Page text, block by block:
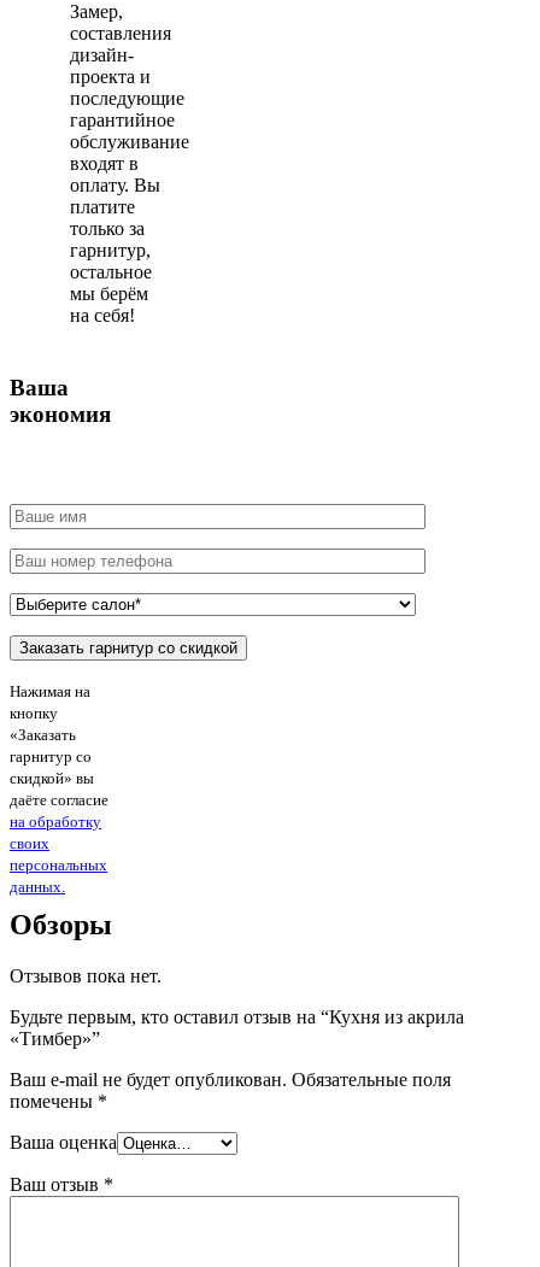
Замер,
составления
дизайн-
проекта и
последующие
гарантийное
обслуживание
входят в
оплату. Вы
платите
только за
гарнитур,
остальное
мы берём
на себя!
Ваша
экономия
Нажимая на
кнопку
«Заказать
гарнитур со
скидкой» вы
даёте согласие
на обработку
своих
персональных
данных.
Обзоры
Отзывов пока нет.
Будьте первым, кто оставил отзыв на “Кухня из акрила
«Тимбер»”
Ваш e-mail не будет опубликован. Обязательные поля
помечены *
Ваша оценка
Ваш отзыв *